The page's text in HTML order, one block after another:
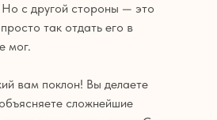
Но с другой стороны — это
так отдать его в
мог.
вам поклон! Вы делаете
сложнейшие